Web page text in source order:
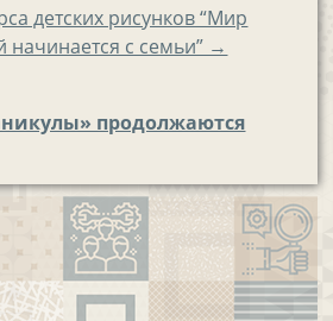
детских рисунков “Мир
начинается с семьи” →
продолжаются